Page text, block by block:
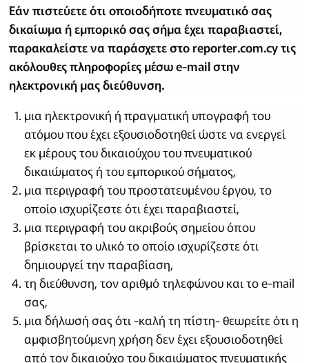
Εάν πιστεύετε ότι οποιοδήποτε πνευματικό σας
δικαίωμα ή εμπορικό σας σήμα έχει παραβιαστεί,
παρακαλείστε να παράσχετε στο reporter.com.cy τις
ακόλουθες πληροφορίες μέσω e-mail στην
ηλεκτρονική μας διεύθυνση.
μια ηλεκτρονική ή πραγματική υπογραφή του
ατόμου που έχει εξουσιοδοτηθεί ώστε να ενεργεί
εκ μέρους του δικαιούχου του πνευματικού
δικαιώματος ή του εμπορικού σήματος,
μια περιγραφή του προστατευμένου έργου, το
οποίο ισχυρίζεστε ότι έχει παραβιαστεί,
μια περιγραφή του ακριβούς σημείου όπου
βρίσκεται το υλικό το οποίο ισχυρίζεστε ότι
δημιουργεί την παραβίαση,
τη διεύθυνση, τον αριθμό τηλεφώνου και το e-mail
σας,
μια δήλωσή σας ότι -καλή τη πίστη- θεωρείτε ότι η
αμφισβητούμενη χρήση δεν έχει εξουσιοδοτηθεί
από τον δικαιούχο του δικαιώματος πνευματικής